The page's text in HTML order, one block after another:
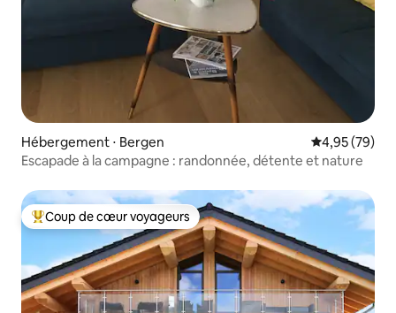
Hébergement ⋅ Bergen Évaluation
4,95 (79)
Escapade à la campagne : randonnée, détente et nature
Coups de cœur voyageurs les plus appréciés
Coup de cœur voyageurs